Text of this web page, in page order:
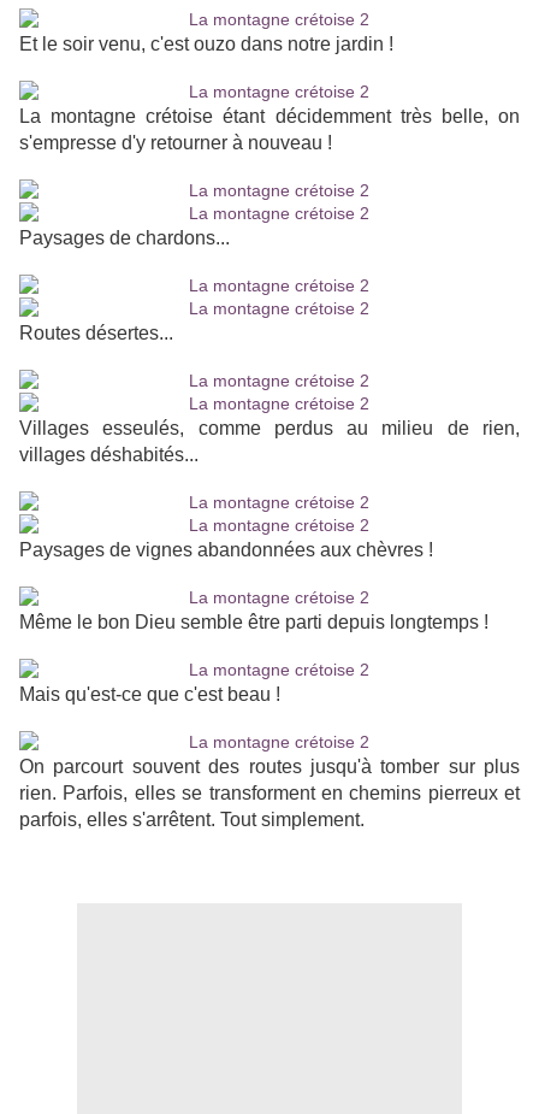
Et le soir venu, c'est ouzo dans notre jardin !
La montagne crétoise étant décidemment très belle, on
s'empresse d'y retourner à nouveau !
Paysages de chardons...
Routes désertes...
Villages esseulés, comme perdus au milieu de rien,
villages déshabités...
Paysages de vignes abandonnées aux chèvres !
Même le bon Dieu semble être parti depuis longtemps !
Mais qu'est-ce que c'est beau !
On parcourt souvent des routes jusqu'à tomber sur plus
rien. Parfois, elles se transforment en chemins pierreux et
parfois, elles s'arrêtent. Tout simplement.